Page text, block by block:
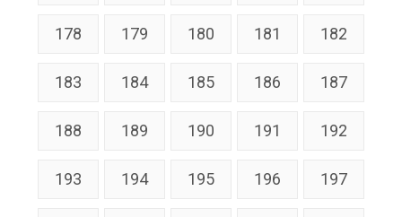
178 179 180 181 182
183 184 185 186 187
188 189 190 191 192
193 194 195 196 197